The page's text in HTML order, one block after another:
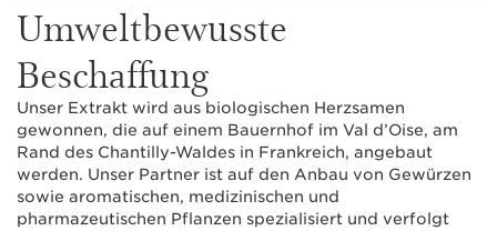
Umweltbewusste
Beschaffung
Unser Extrakt wird aus biologischen Herzsamen
gewonnen, die auf einem Bauernhof im Val d’Oise, am
Rand des Chantilly-Waldes in Frankreich, angebaut
werden. Unser Partner ist auf den Anbau von Gewürzen
sowie aromatischen, medizinischen und
pharmazeutischen Pflanzen spezialisiert und verfolgt